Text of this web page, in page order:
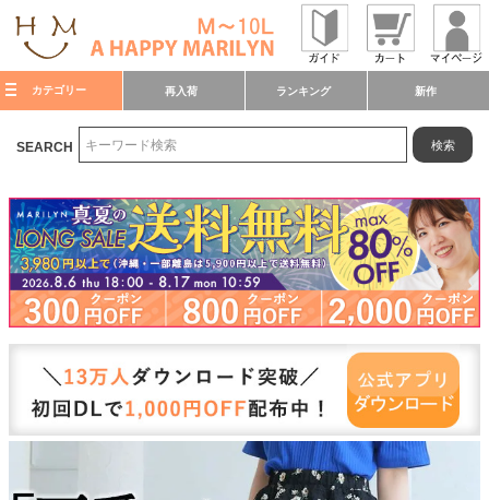
カテゴリー 再入荷 ランキング 新作
SEARCH 検索